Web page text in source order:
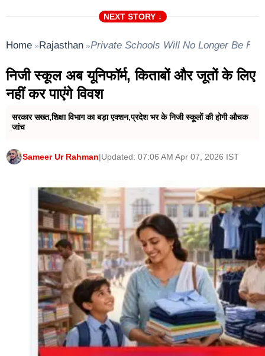
NEXT STORY ↓
Home »Rajasthan »Private Schools Will No Longer Be
निजी स्कूल अब यूनिफॉर्म, किताबों और जूतों के लिए
नहीं कर पाएंगे ‌विवश
सरकार सख्त‌,शिक्षा विभाग का बड़ा एक्शन,प्रदेश भर के निजी स्कूलों की होगी औचक
जांच
Sameer Ur Rahman|Updated: 07:06 AM Apr 07, 2026 IST